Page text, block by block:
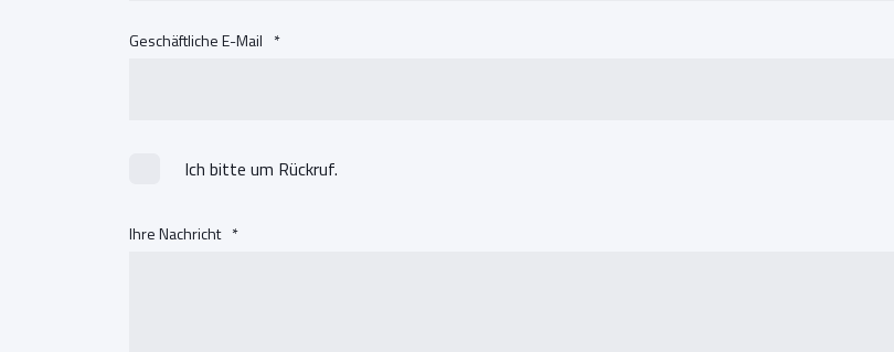
Geschäftliche E-Mail *
Ich bitte um Rückruf.
Ihre Nachricht *